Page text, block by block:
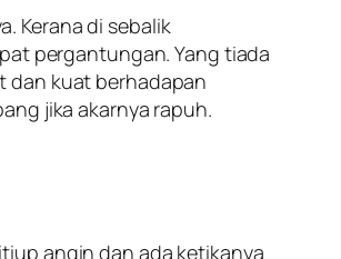
Kerana di sebalik
pergantungan. Yang tiada
dan kuat berhadapan
jika akarnya rapuh.
angin dan ada ketikanya